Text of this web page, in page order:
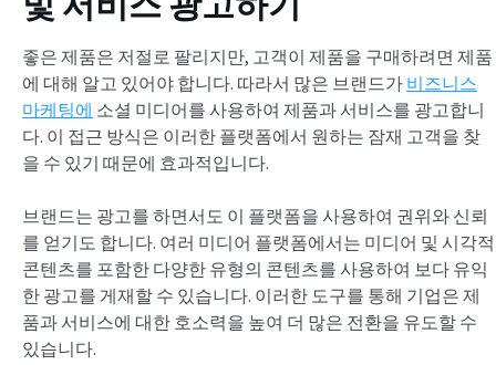
좋은 제품은 저절로 팔리지만, 고객이 제품을 구매하려면 제품
에 대해 알고 있어야 합니다. 따라서 많은 브랜드가 비즈니스
마케팅에 소셜 미디어를 사용하여 제품과 서비스를 광고합니
다. 이 접근 방식은 이러한 플랫폼에서 원하는 잠재 고객을 찾
을 수 있기 때문에 효과적입니다.
브랜드는 광고를 하면서도 이 플랫폼을 사용하여 권위와 신뢰
를 얻기도 합니다. 여러 미디어 플랫폼에서는 미디어 및 시각적
콘텐츠를 포함한 다양한 유형의 콘텐츠를 사용하여 보다 유익
한 광고를 게재할 수 있습니다. 이러한 도구를 통해 기업은 제
품과 서비스에 대한 호소력을 높여 더 많은 전환을 유도할 수
있습니다.